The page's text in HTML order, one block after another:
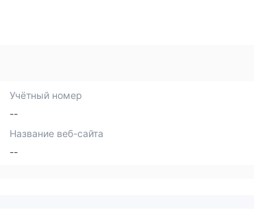
Учётный номер
--
Название веб-сайта
--